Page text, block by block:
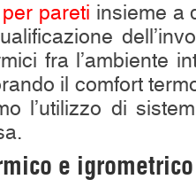
pareti insieme a
fra l’ambiente
il comfort
l’utilizzo di
e